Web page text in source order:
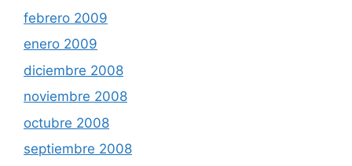
febrero 2009
enero 2009
diciembre 2008
noviembre 2008
octubre 2008
septiembre 2008